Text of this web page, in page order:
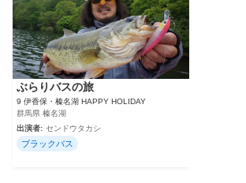
ぶらりバスの旅
9 伊香保・榛名湖 HAPPY HOLIDAY
群馬県 榛名湖
出演者: センドウタカシ
ブラックバス